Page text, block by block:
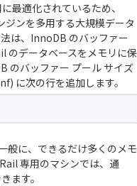
最適化されているため、
ンを多用する大規模データ
は、InnoDB のバッファー
のデータベースをメモリに保
のバッファー プール サイズ
に次の行を追加します。
般に、できるだけ多くのメモ
専用のマシンでは、通
ます。